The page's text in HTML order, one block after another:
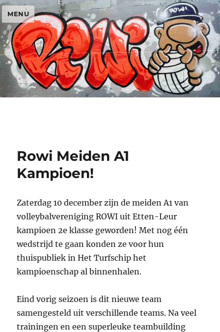
MENU
Rowi Meiden A1
Kampioen!
Zaterdag 10 december zijn de meiden A1 van
volleybalvereniging ROWI uit Etten-Leur
kampioen 2e klasse geworden! Met nog één
wedstrijd te gaan konden ze voor hun
thuispubliek in Het Turfschip het
kampioenschap al binnenhalen.
Eind vorig seizoen is dit nieuwe team
samengesteld uit verschillende teams. Na veel
trainingen en een superleuke teambuilding